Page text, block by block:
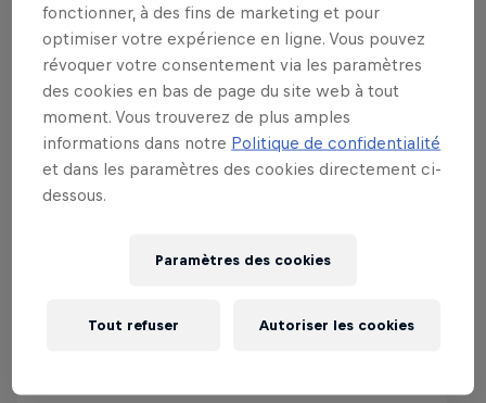
fonctionner, à des fins de marketing et pour
optimiser votre expérience en ligne. Vous pouvez
révoquer votre consentement via les paramètres
des cookies en bas de page du site web à tout
moment. Vous trouverez de plus amples
informations dans notre Politique de confidentialité
et dans les paramètres des cookies directement ci-
dessous.
Paramètres des cookies
Tout refuser Autoriser les cookies